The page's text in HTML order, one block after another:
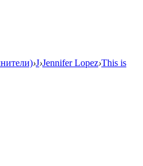
›J›Jennifer Lopez›This is